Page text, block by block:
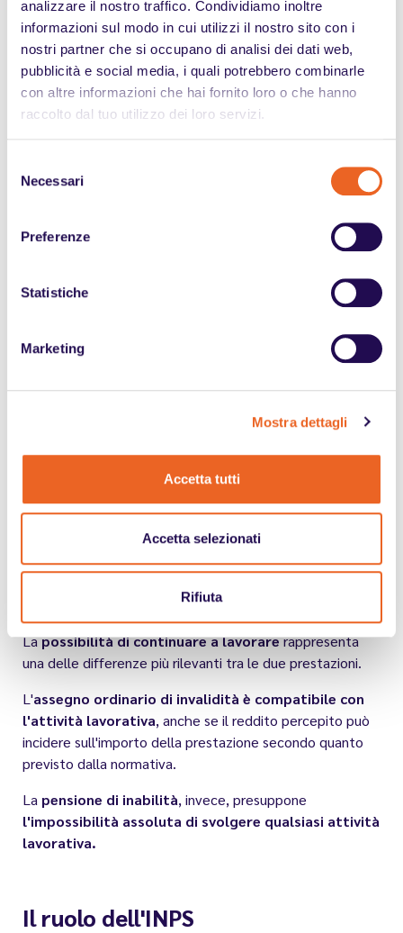
analizzare il nostro traffico. Condividiamo inoltre
informazioni sul modo in cui utilizzi il nostro sito con i
nostri partner che si occupano di analisi dei dati web,
pubblicità e social media, i quali potrebbero combinarle
con altre informazioni che hai fornito loro o che hanno
raccolto dal tuo utilizzo dei loro servizi.
delNecessari
Preferenze
Statistiche
Marketing
Mostra dettagli
Accetta tutti
Accetta selezionati
Rifiuta
nasce proprio per sostenere chi continua a svolgere
un'attività lavorativa nonostante una significativa
riduzione della propria capacità lavorativa.
Uno degli equivoci più diffusi riguarda il collegamento con
L'ottenimento dell'assegno ordinario di invalidità o della
non comporta automaticamente
il riconoscimento dei benefici previsti dalla Legge
104.
essere titolari dei benefici della
Legge 104 non significa avere diritto alle
Un'unica visita medico-legale può dare origine a
valutazioni different i (invalidità civile, handicap ai sensi
della Legge 104, capacità lavorativa ai fini previdenziali),
ciascuna con effetti giuridici autonomi.
Compatibilità con il lavoro
Lapossibilità di continuare a lavorarerappresenta
una delle differenze più rilevanti tra le due prestazioni.
L'assegno ordinario di invalidità è compatibile con
l'attività lavorativa, anche se il reddito percepito può
incidere sull'importo della prestazione secondo quanto
previsto dalla normativa.
La pensione di inabilità, invece, presuppone
l'impossibilità assoluta di svolgere qualsiasi attività
lavorativa.
Il ruolo dell'INPS